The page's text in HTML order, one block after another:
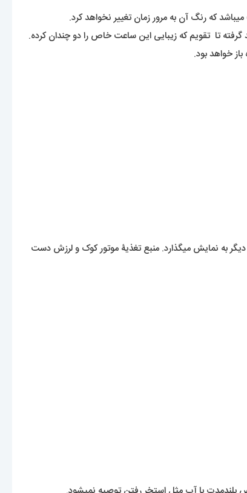
که رنگ آن به مرور زمان تغییر نخواهد کرد.
تا تقویم که زیبایی این ساعت خاص را دو چندان کرده.
خواهد بود.